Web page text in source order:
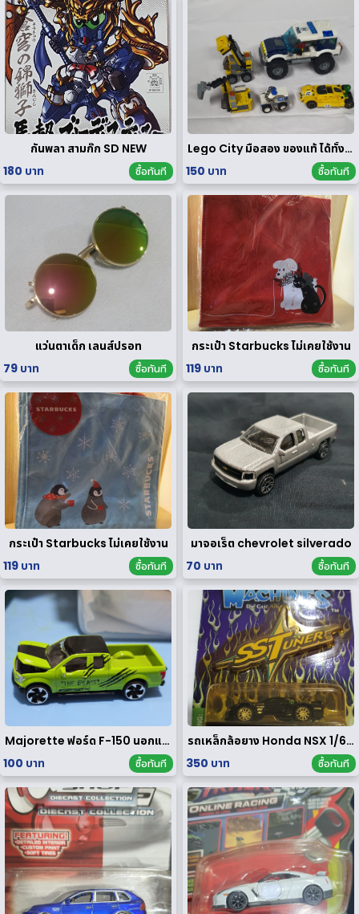
กันพลา สามก๊ก SD NEW
180 บาท
ซื้อทันที
Lego City มือสอง ของแท้ ได้ทั้งหมดตามรูป
150 บาท
ซื้อทันที
แว่นตาเด็ก เลนส์ปรอท
79 บาท
ซื้อทันที
กระเป๋า Starbucks ไม่เคยใช้งาน
119 บาท
ซื้อทันที
กระเป๋า Starbucks ไม่เคยใช้งาน
119 บาท
ซื้อทันที
มาจอเร็ต chevrolet silverado
70 บาท
ซื้อทันที
Majorette ฟอร์ด F-150 นอกแพค
100 บาท
ซื้อทันที
รถเหล็กล้อยาง Honda NSX 1/64 ของ rare
350 บาท
ซื้อทันที